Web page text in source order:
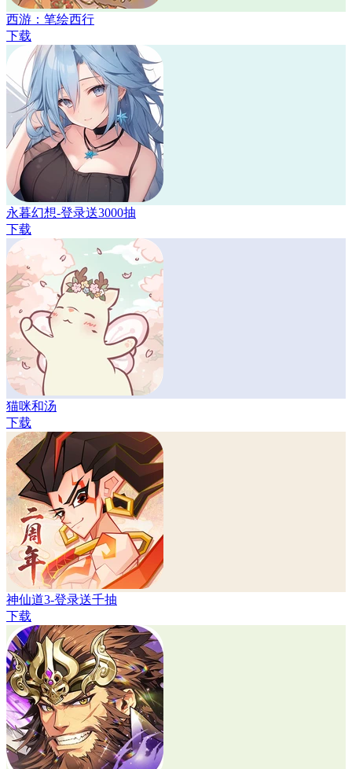
西游：笔绘西行
下载
永暮幻想-登录送3000抽
下载
猫咪和汤
下载
神仙道3-登录送千抽
下载